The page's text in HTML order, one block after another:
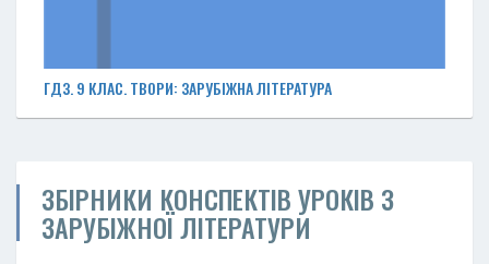
ГДЗ. 9 КЛАС. ТВОРИ: ЗАРУБІЖНА ЛІТЕРАТУРА
ЗБІРНИКИ КОНСПЕКТІВ УРОКІВ З
ЗАРУБІЖНОЇ ЛІТЕРАТУРИ